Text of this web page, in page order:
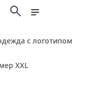
с логотипом
XXL